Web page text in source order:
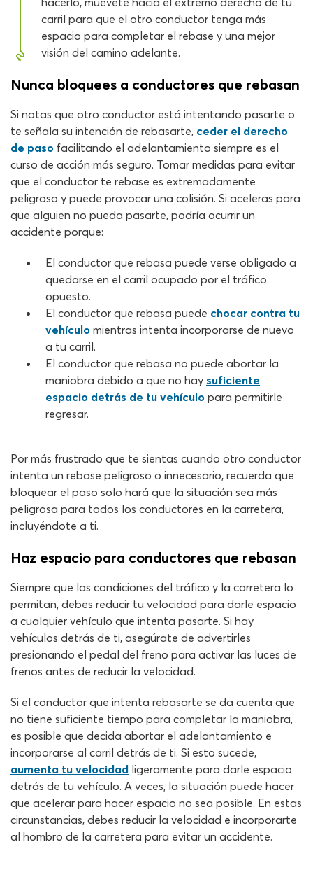
carril para que el otro conductor tenga más
espacio para completar el rebase y una mejor
visión del camino adelante.
Nunca bloquees a conductores que rebasan
Si notas que otro conductor está intentando pasarte o
te señala su intención de rebasarte, ceder el derecho
de paso facilitando el adelantamiento siempre es el
curso de acción más seguro. Tomar medidas para evitar
que el conductor te rebase es extremadamente
peligroso y puede provocar una colisión. Si aceleras para
que alguien no pueda pasarte, podría ocurrir un
accidente porque:
El conductor que rebasa puede verse obligado a
quedarse en el carril ocupado por el tráfico
opuesto.
El conductor que rebasa puede chocar contra tu
vehículo mientras intenta incorporarse de nuevo
a tu carril.
El conductor que rebasa no puede abortar la
maniobra debido a que no hay suficiente
espacio detrás de tu vehículo para permitirle
regresar.
Por más frustrado que te sientas cuando otro conductor
intenta un rebase peligroso o innecesario, recuerda que
bloquear el paso solo hará que la situación sea más
peligrosa para todos los conductores en la carretera,
incluyéndote a ti.
Haz espacio para conductores que rebasan
Siempre que las condiciones del tráfico y la carretera lo
permitan, debes reducir tu velocidad para darle espacio
a cualquier vehículo que intenta pasarte. Si hay
vehículos detrás de ti, asegúrate de advertirles
presionando el pedal del freno para activar las luces de
frenos antes de reducir la velocidad.
Si el conductor que intenta rebasarte se da cuenta que
no tiene suficiente tiempo para completar la maniobra,
es posible que decida abortar el adelantamiento e
incorporarse al carril detrás de ti. Si esto sucede,
aumenta tu velocidad ligeramente para darle espacio
detrás de tu vehículo. A veces, la situación puede hacer
que acelerar para hacer espacio no sea posible. En estas
circunstancias, debes reducir la velocidad e incorporarte
al hombro de la carretera para evitar un accidente.